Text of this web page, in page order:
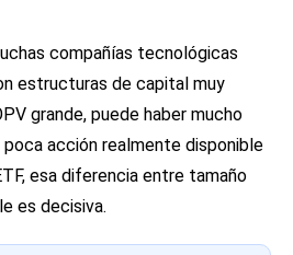
compañías tecnológicas
estructuras de capital muy
grande, puede haber mucho
acción realmente disponible
esa diferencia entre tamaño
es decisiva.